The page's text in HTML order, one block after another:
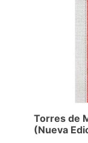
Torres de
(Nueva